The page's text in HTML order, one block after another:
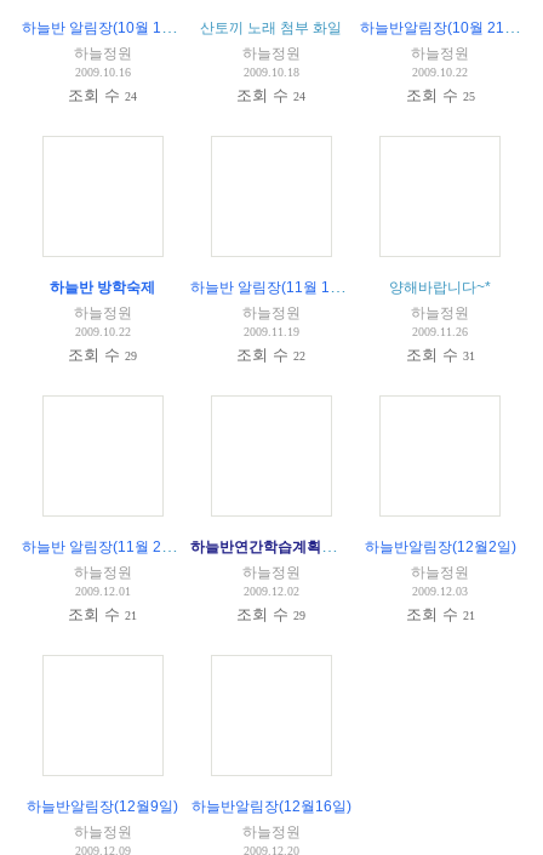
1)
하늘정원
2009.10.16
조회 수24
산토끼 노래 첨부 화일
하늘정원
2009.10.18
조회 수24
하늘정원
2009.10.22
조회 수 25
하늘반 방학숙제
하늘정원
2009.10.22
조회 수29
하늘정원
2009.11.19
조회 수22
양해바랍니다~*
하늘정원
2009.11.26
조회 수 31
하늘정원
2009.12.01
조회 수21
하늘정원
2009.12.02
조회 수29
하늘반알림장(12월2일)
하늘정원
2009.12.03
조회 수 21
하늘반알림장(12월9일)
하늘정원
2009.12.09
하늘반알림장(12월16일)
하늘정원
2009.12.20